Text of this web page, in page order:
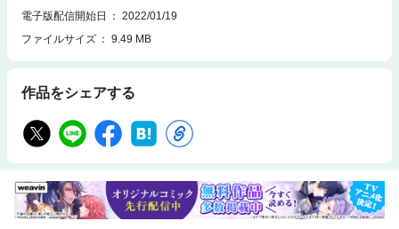
電子版配信開始日
2022/01/19
ファイルサイズ
9.49 MB
作品をシェアする